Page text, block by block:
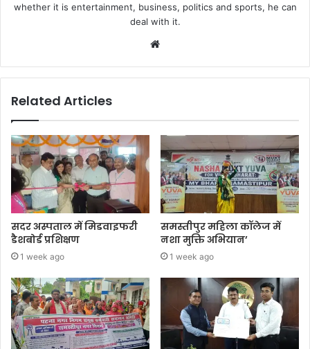
whether it is entertainment, business, politics and sports, he can
deal with it.
Website
Related Articles
सदर अस्पताल में मिडवाइफरी
डैशबोर्ड प्रशिक्षण
1 week ago
समस्तीपुर महिला कॉलेज में
नशा मुक्ति अभियान’
1 week ago